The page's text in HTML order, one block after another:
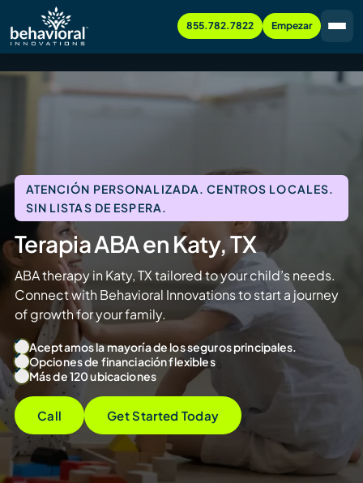
855.782.7822 Empezar
ATENCIÓN PERSONALIZADA. CENTROS LOCALES.
SIN LISTAS DE ESPERA.
Terapia ABA en Katy, TX
ABA therapy in Katy, TX tailored to your child’s needs.
Connect with Behavioral Innovations to start a journey
of growth for your family.
Aceptamos la mayoría de los seguros principales.
Opciones de financiación flexibles
Más de 120 ubicaciones
Call Get Started Today